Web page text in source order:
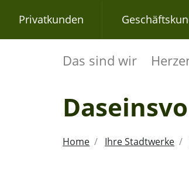
Privatkunden
Das sind wir
Home Ihre Stadtwerke